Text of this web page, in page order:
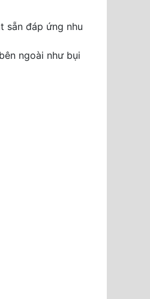
sẵn đáp ứng nhu
ngoài như bụi